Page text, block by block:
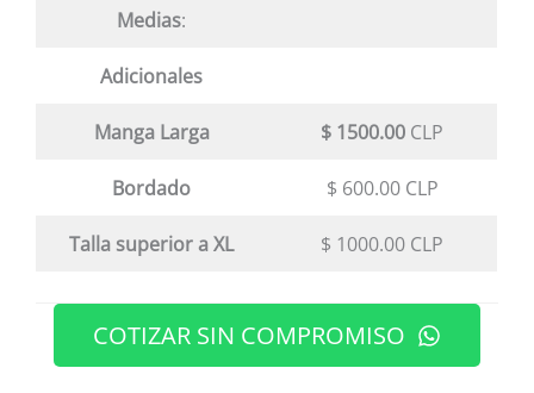
Medias:
Adicionales
Manga Larga $ 1500.00 CLP
Bordado $ 600.00 CLP
Talla superior a XL $ 1000.00 CLP
COTIZAR SIN COMPROMISO